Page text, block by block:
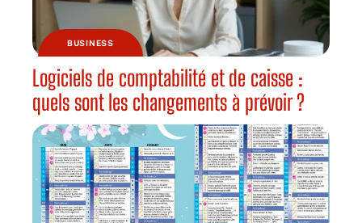
BUSINESS
Logiciels de comptabilité et de caisse :
quels sont les changements à prévoir ?